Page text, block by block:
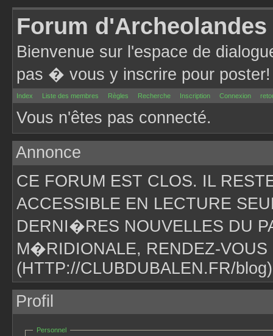
Forum d'Archeolandes
Bienvenue sur l'espace de
pas � vous y inscrire pour poster!
Index Liste des membres Règles Recherche Inscription Connexion
Vous n'êtes pas connecté.
Annonce
CE FORUM EST CLOS. IL
ACCESSIBLE EN LECTURE
DERNI�RES NOUVELLES DU
M�RIDIONALE, RENDEZ-
(HTTP://CLUBDUBALEN.FR/blog)
Profil
Personnel